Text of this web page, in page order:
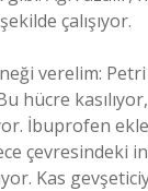
çalışıyor.
verelim: Petri
hücre
İbuprofen
çevresindeki
Kas